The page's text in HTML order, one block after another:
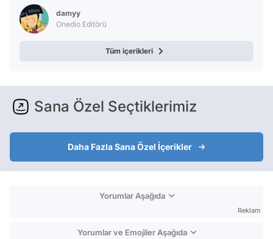
damyy
Onedio Editörü
Tüm içerikleri
Sana Özel Seçtiklerimiz
Daha Fazla Sana Özel İçerikler
Yorumlar Aşağıda
Reklam
Yorumlar ve Emojiler Aşağıda